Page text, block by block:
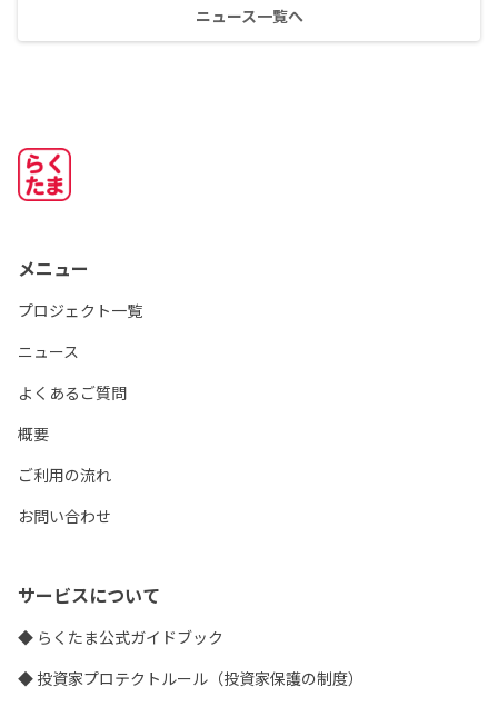
ニュース一覧へ
メニュー
プロジェクト一覧
ニュース
よくあるご質問
概要
ご利用の流れ
お問い合わせ
サービスについて
◆ らくたま公式ガイドブック
◆ 投資家プロテクトルール（投資家保護の制度）